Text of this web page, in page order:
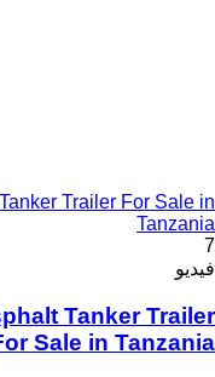
Trailer For Sale in
Tanzania
7
فيديو
Tanker Trailer
Sale in Tanzania